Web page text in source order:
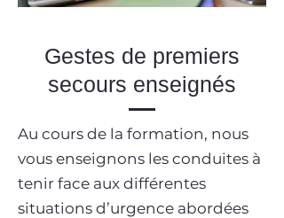
Gestes de premiers
secours enseignés
Au cours de la formation, nous
vous enseignons les conduites à
tenir face aux différentes
situations d’urgence abordées